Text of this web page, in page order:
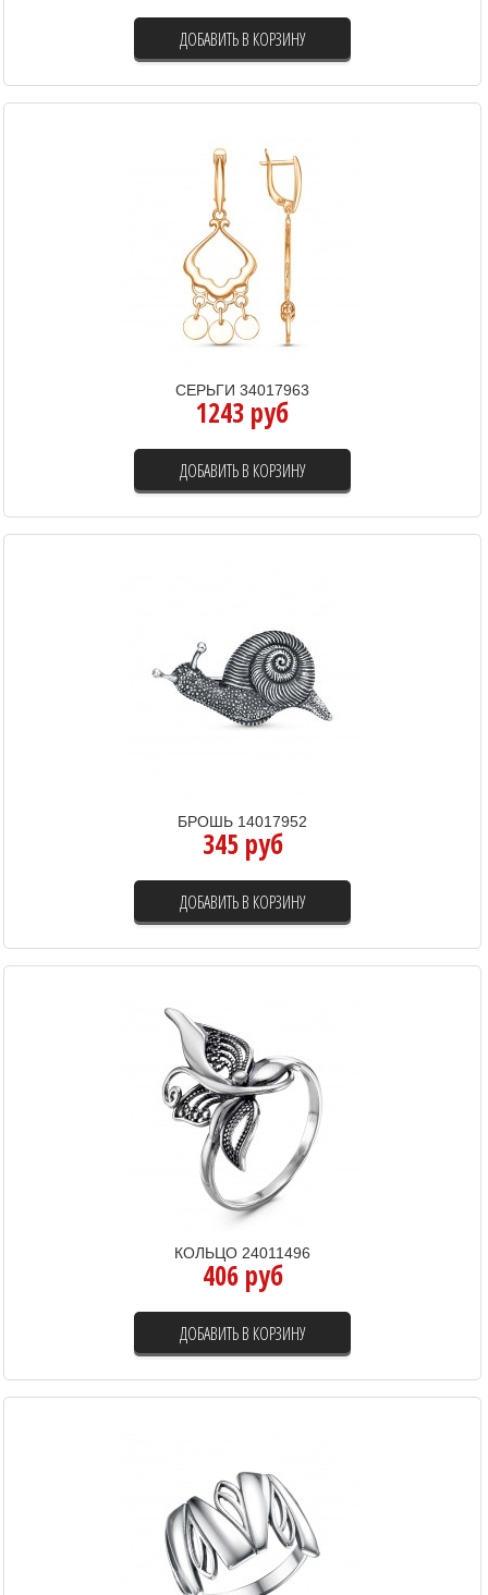
ДОБАВИТЬ В КОРЗИНУ
СЕРЬГИ 34017963
1243 руб
ДОБАВИТЬ В КОРЗИНУ
БРОШЬ 14017952
345 руб
ДОБАВИТЬ В КОРЗИНУ
КОЛЬЦО 24011496
406 руб
ДОБАВИТЬ В КОРЗИНУ